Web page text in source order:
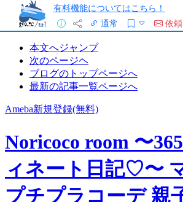
有料機能についてはこちら！
通常
依頼